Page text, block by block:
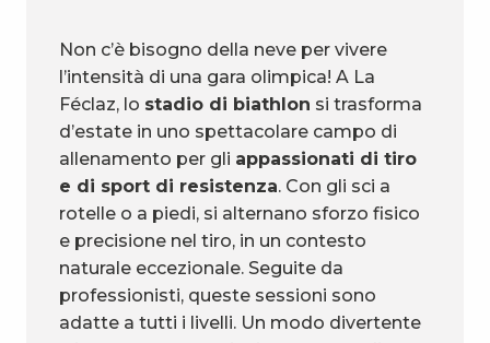
Non c’è bisogno della neve per vivere
l’intensità di una gara olimpica! A La
Féclaz, lo stadio di biathlon si trasforma
d’estate in uno spettacolare campo di
allenamento per gli appassionati di tiro
e di sport di resistenza. Con gli sci a
rotelle o a piedi, si alternano sforzo fisico
e precisione nel tiro, in un contesto
naturale eccezionale. Seguite da
professionisti, queste sessioni sono
adatte a tutti i livelli. Un modo divertente